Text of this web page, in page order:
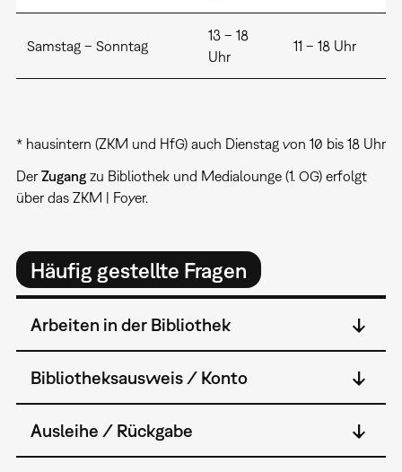
Samstag – Sonntag
13 – 18
Uhr
11 – 18 Uhr
* hausintern (ZKM und HfG) auch Dienstag von 10 bis 18 Uhr
Der Zugangzu Bibliothek und Medialounge (1. OG) erfolgt
über das ZKM | Foyer.
Häufig gestellte Fragen
Arbeiten in der Bibliothek
Bibliotheksausweis / Konto
Ausleihe / Rückgabe